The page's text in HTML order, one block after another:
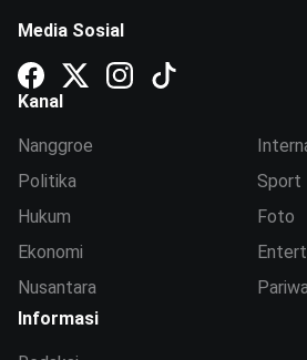
Media Sosial
Kanal
Nanggroe
Politika
Hukum
Ekonomi
Nusantara
Sport
Foto
Informasi